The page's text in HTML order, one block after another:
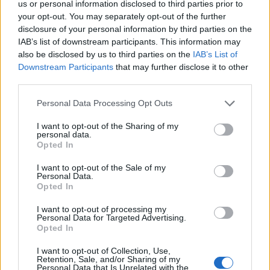
us or personal information disclosed to third parties prior to
your opt-out. You may separately opt-out of the further
disclosure of your personal information by third parties on the
IAB’s list of downstream participants. This information may
also be disclosed by us to third parties on the IAB’s List of
Downstream Participants that may further disclose it to other
Personal Data Processing Opt Outs
I want to opt-out of the Sharing of my
personal data.
Opted In
I want to opt-out of the Sale of my
Personal Data.
Opted In
I want to opt-out of processing my
Personal Data for Targeted Advertising.
Opted In
I want to opt-out of Collection, Use,
Retention, Sale, and/or Sharing of my
Personal Data that Is Unrelated with the
διασύνδεση Ελλάδας – Κύπρου
05/08/2026 - 18:06 ΕΠΙΧΕΙΡΗΣΕΙΣ
ΔΕΗ: Ισχυρή ανάπτυξη στο α΄ εξάμηνο 2026 με
προσαρμοσμένο EBITDA στα 1,2 δισ. ευρώ
05/08/2026 - 17:51 ΕΝΕΡΓΕΙΑ
και THALIS – Στρατηγική συνεργασία με τη Motor
05/08/2026 - 17:39 ΕΠΙΧΕΙΡΗΣΕΙΣ
τομέα τον Ιούλιο - Δημιουργήθηκαν μόνο 44.000
θέσεις εργασίας
Τ. Θεοδωρικάκος: Στηρίζουμε με πράξεις την
05/08/2026 - 16:51 ΠΟΛΙΤΙΚΗ